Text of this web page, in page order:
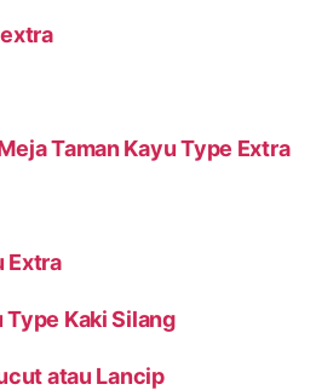
Taman Kayu Type Extra
Extra
Type Kaki Silang
atau Lancip